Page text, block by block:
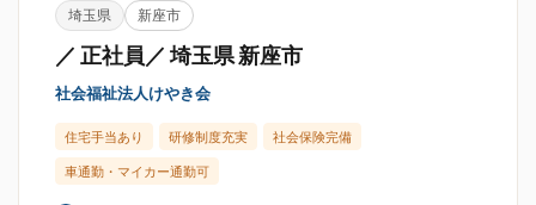
埼玉県 新座市
／ 正社員／ 埼玉県 新座市
社会福祉法人けやき会
住宅手当あり 研修制度充実 社会保険完備
車通勤・マイカー通勤可